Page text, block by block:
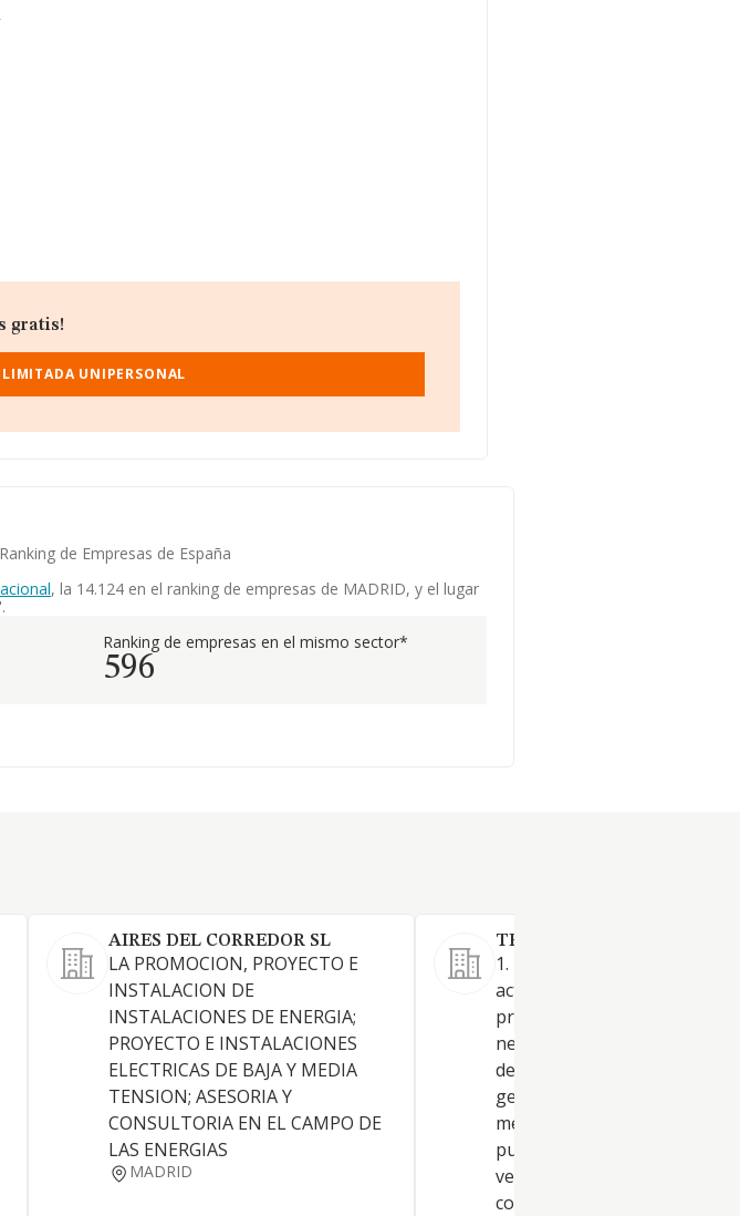
gratis!
UNIPERSONAL
de Empresas de España
, la 14.124 en el ranking de empresas de MADRID, y el lugar
Ranking de empresas en el mismo sector*
596
AIRES DEL CORREDOR SL
LA PROMOCION, PROYECTO E
INSTALACION DE
INSTALACIONES DE ENERGIA;
PROYECTO E INSTALACIONES
ELECTRICAS DE BAJA Y MEDIA
TENSION; ASESORIA Y
CONSULTORIA EN EL CAMPO DE
LAS ENERGIAS
MADRID
TRESAWLE ROAD SL.
1. La realización de toda
actividades, obras y servicios
propios o relacionados con
negocios de: a. la promoción
desarrollo de proyectos de
generación de electricidad
mediante tecnología
pudiendo para ello, comprar
vender terrenos, suscribir
contratos de arrendamiento,.